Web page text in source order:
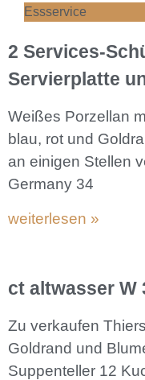
Essservice
2 Services-
Servierplatte
Weißes Porzellan
blau, rot und
an einigen Stellen
Germany 34
weiterlesen »
ct altwasser W
Zu verkaufen
Goldrand und
Suppenteller 12